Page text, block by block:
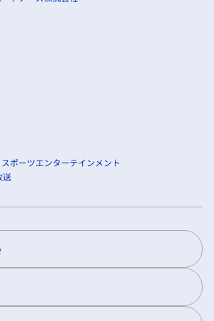
ポーツエンターテインメント
送